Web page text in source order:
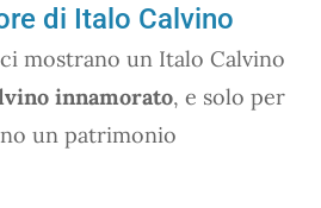
di Italo Calvino
ci mostrano un Italo Calvino
innamorato, e solo per
un patrimonio